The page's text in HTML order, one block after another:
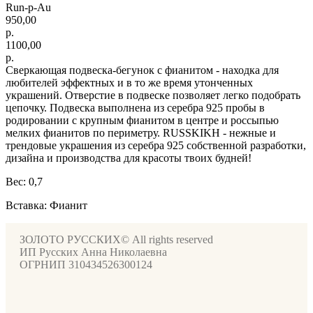
Run-p-Au
950,00
р.
1100,00
р.
Сверкающая подвеска-бегунок с фианитом - находка для
любителей эффектных и в то же время утонченных
украшений. Отверстие в подвеске позволяет легко подобрать
цепочку. Подвеска выполнена из серебра 925 пробы в
родировании с крупным фианитом в центре и россыпью
мелких фианитов по периметру. RUSSKIKH - нежные и
трендовые украшения из серебра 925 собственной разработки,
дизайна и производства для красоты твоих будней!
Вес: 0,7
Вставка: Фианит
ЗОЛОТО РУССКИХ© All rights reserved
ИП Русских Анна Николаевна
ОГРНИП 310434526300124